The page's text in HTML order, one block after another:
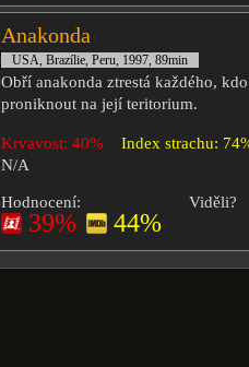
Anakonda
USA, Brazílie, Peru, 1997, 89min
Obří anakonda ztrestá každého,
proniknout na její teritorium.
Krvavost: 40% Index strachu:
N/A
Hodnocení:
39% 44%
Viděli?